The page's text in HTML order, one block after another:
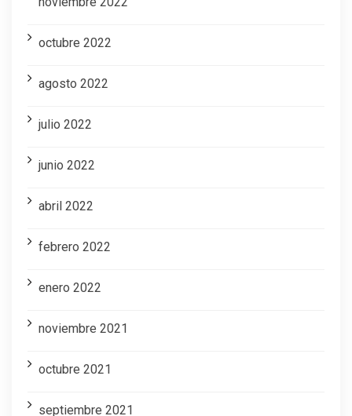
octubre 2022
agosto 2022
julio 2022
junio 2022
abril 2022
febrero 2022
enero 2022
noviembre 2021
octubre 2021
septiembre 2021